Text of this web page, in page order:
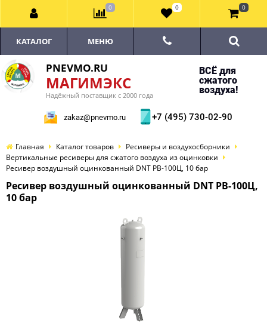
PNEVMO.RU
МАГИМЭКС
Надёжный поставщик с 2000 года
ВСЁ для
сжатого
воздуха!
zakaz@pnevmo.ru +7 (495) 730-02-90
КАТАЛОГ МЕНЮ
Главная Каталог товаров
Ресиверы и воздухосборники
Вертикальные ресиверы для сжатого воздуха из оцинковки
Ресивер воздушный оцинкованный DNT РВ-100Ц, 10 бар
Ресивер воздушный оцинкованный DNT РВ-100Ц,
10 бар
0 0 0